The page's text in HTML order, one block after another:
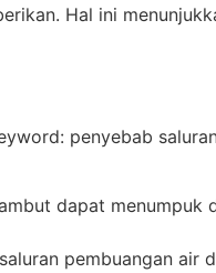
Hal ini
penyebab
dapat menumpuk
pembuangan air